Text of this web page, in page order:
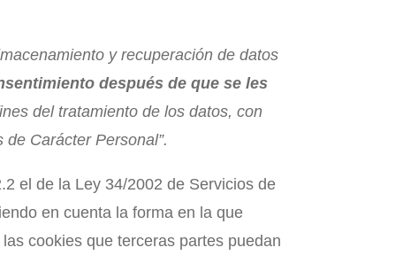
y recuperación de datos
después de que se les
del tratamiento de los datos, con
Carácter Personal”.
el de la Ley 34/2002 de Servicios de
en cuenta la forma en la que
cookies que terceras partes puedan